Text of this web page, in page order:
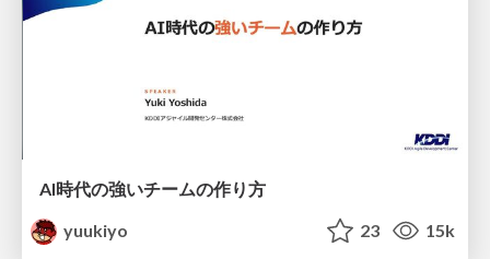
AI時代の強いチームの作り方
yuukiyo
23 15k